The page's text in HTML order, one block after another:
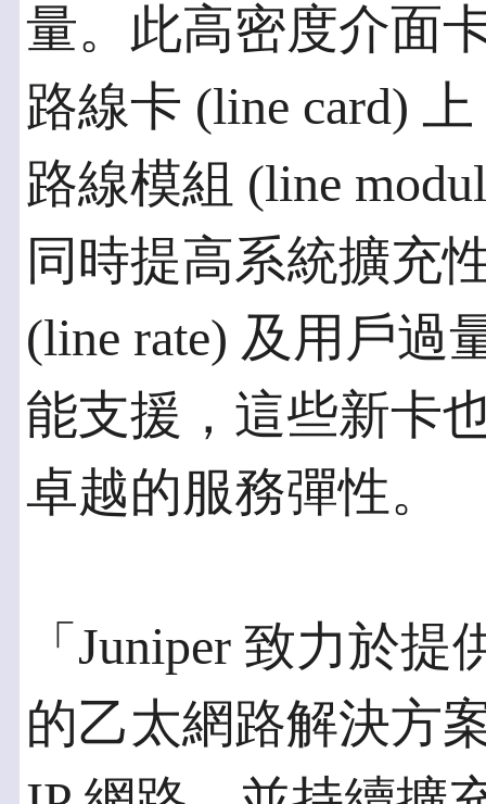
量。此高密度介面
路線卡 (line card)
路線模組 (line
同時提高系統擴充
(line rate) 及用戶過
能支援，這些新卡
卓越的服務彈性。
「Juniper 致力於
的乙太網路解決方